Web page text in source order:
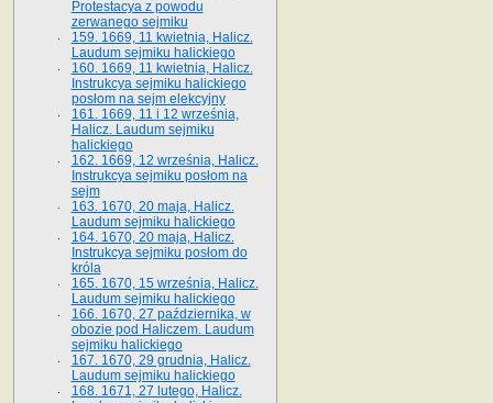
Protestacya z powodu
zerwanego sejmiku
159. 1669, 11 kwietnia, Halicz.
Laudum sejmiku halickiego
160. 1669, 11 kwietnia, Halicz.
Instrukcya sejmiku halickiego
posłom na sejm elekcyjny
161. 1669, 11 i 12 września,
Halicz. Laudum sejmiku
halickiego
162. 1669, 12 września, Halicz.
Instrukcya sejmiku posłom na
sejm
163. 1670, 20 maja, Halicz.
Laudum sejmiku halickiego
164. 1670, 20 maja, Halicz.
Instrukcya sejmiku posłom do
króla
165. 1670, 15 września, Halicz.
Laudum sejmiku halickiego
166. 1670, 27 października, w
obozie pod Haliczem. Laudum
sejmiku halickiego
167. 1670, 29 grudnia, Halicz.
Laudum sejmiku halickiego
168. 1671, 27 lutego, Halicz.